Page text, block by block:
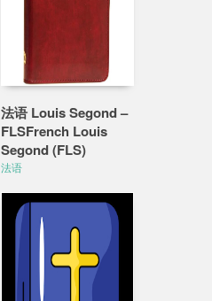
法语 Louis Segond –
FLSFrench Louis
Segond (FLS)
法语